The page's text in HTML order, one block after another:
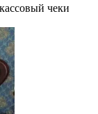
чеки